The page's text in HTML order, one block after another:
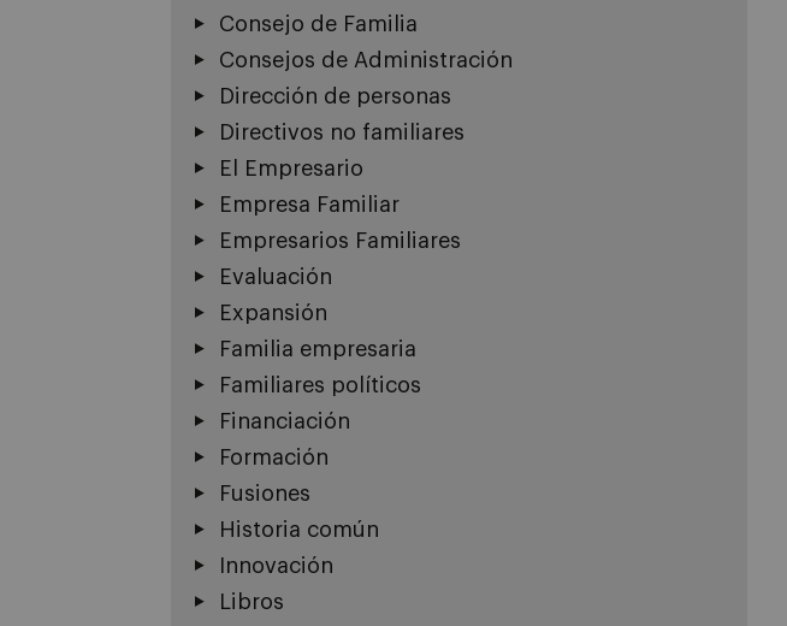
Consejo de Familia
Consejos de Administración
Dirección de personas
Directivos no familiares
El Empresario
Empresa Familiar
Empresarios Familiares
Evaluación
Expansión
Familia empresaria
Familiares políticos
Financiación
Formación
Fusiones
Historia común
Innovación
Libros